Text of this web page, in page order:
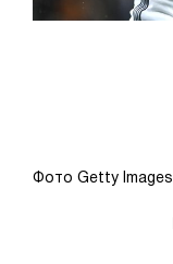
Фото Getty Images